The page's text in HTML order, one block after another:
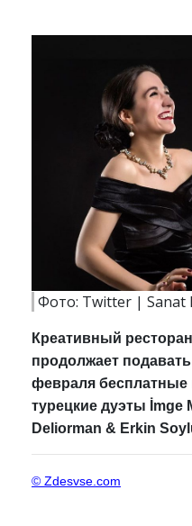
Фото: Twitter | Sanat
Креативный
продолжает
февраля бесплатные
турецкие дуэты İmge
Deliorman & Erkin
© Zdesvse.com